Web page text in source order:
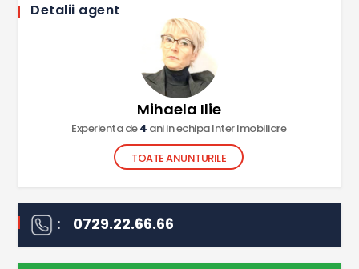
Detalii agent
Mihaela Ilie
Experienta de4 ani in echipa Inter Imobiliare
TOATE ANUNTURILE
: 0729.22.66.66